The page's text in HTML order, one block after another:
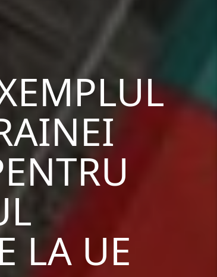
LA UE